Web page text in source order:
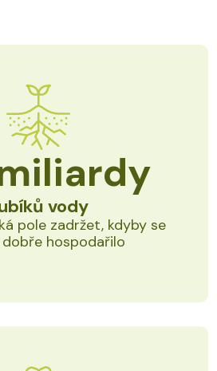
vody
pole zadržet, kdyby se
dobře hospodařilo